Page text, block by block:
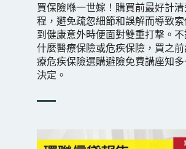
買保險喺一世嫁！購買前最好計
程，避免疏忽細節和誤解而導致
到健康意外時便面對雙重打撃。
什麼醫療保險或危疾保險，買之
療危疾保險選購避險免費講座知
決定。